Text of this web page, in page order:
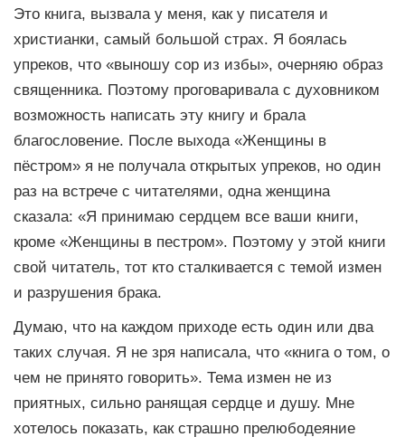
Это книга, вызвала у меня, как у писателя и
христианки, самый большой страх. Я боялась
упреков, что «выношу сор из избы», очерняю образ
священника. Поэтому проговаривала с духовником
возможность написать эту книгу и брала
благословение. После выхода «Женщины в
пёстром» я не получала открытых упреков, но один
раз на встрече с читателями, одна женщина
сказала: «Я принимаю сердцем все ваши книги,
кроме «Женщины в пестром». Поэтому у этой книги
свой читатель, тот кто сталкивается с темой измен
и разрушения брака.
Думаю, что на каждом приходе есть один или два
таких случая. Я не зря написала, что «книга о том, о
чем не принято говорить». Тема измен не из
приятных, сильно ранящая сердце и душу. Мне
хотелось показать, как страшно прелюбодеяние